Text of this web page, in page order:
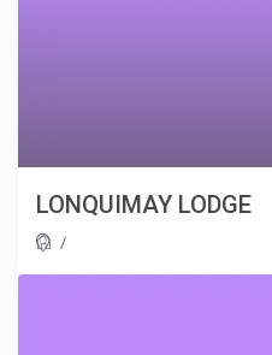
LONQUIMAY LODGE
/